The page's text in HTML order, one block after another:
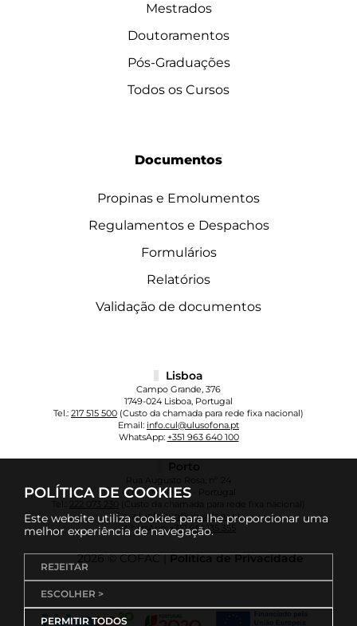
POLÍTICA DE COOKIES
Este website utiliza cookies para lhe proporcionar uma
melhor experiência de navegação.
REJEITAR
ESCOLHER >
PERMITIR TODOS
Mestrados
Doutoramentos
Pós-Graduações
Todos os Cursos
Documentos
Propinas e Emolumentos
Regulamentos e Despachos
Formulários
Relatórios
Validação de documentos
Lisboa
Campo Grande, 376
1749-024 Lisboa, Portugal
Tel.: 217 515 500 (Custo da chamada para rede fixa nacional)
Email: info.cul@ulusofona.pt
WhatsApp: +351 963 640 100
Porto
Rua Augusto Rosa, nº 24
4000-098 Porto - Portugal
222 073 230
(Custo da chamada para rede fixa nacional)
Email:info.cup@ulusofona.pt
WhatsApp:+351 961 135 355
2026 © COFAC |Política de Privacidade